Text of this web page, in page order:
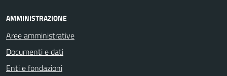
AMMINISTRAZIONE
Aree amministrative
Documenti e dati
Enti e fondazioni